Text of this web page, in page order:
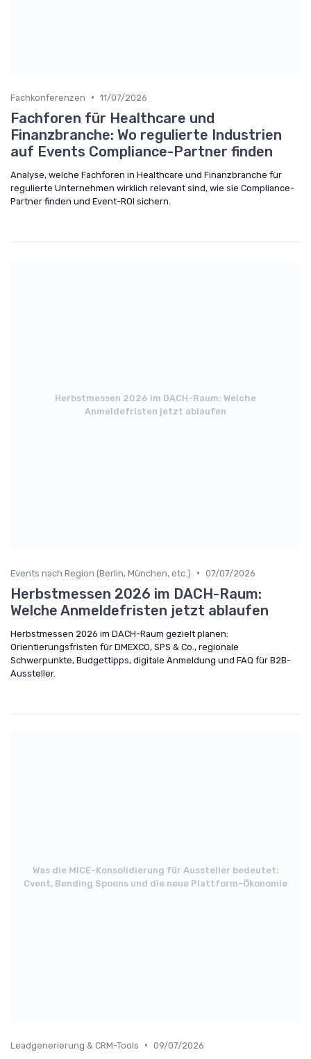
Fachkonferenzen • 11/07/2026
Fachforen für Healthcare und
Finanzbranche: Wo regulierte Industrien
auf Events Compliance-Partner finden
Analyse, welche Fachforen in Healthcare und Finanzbranche für
regulierte Unternehmen wirklich relevant sind, wie sie Compliance-
Partner finden und Event-ROI sichern.
Herbstmessen 2026 im DACH-Raum: Welche
Anmeldefristen jetzt ablaufen
Events nach Region (Berlin, München, etc.) • 07/07/2026
Herbstmessen 2026 im DACH-Raum:
Welche Anmeldefristen jetzt ablaufen
Herbstmessen 2026 im DACH-Raum gezielt planen:
Orientierungsfristen für DMEXCO, SPS & Co., regionale
Schwerpunkte, Budgettipps, digitale Anmeldung und FAQ für B2B-
Aussteller.
Was die MICE-Konsolidierung für Aussteller bedeutet:
Cvent, Bending Spoons und die neue Plattform-Ökonomie
Leadgenerierung & CRM-Tools • 09/07/2026